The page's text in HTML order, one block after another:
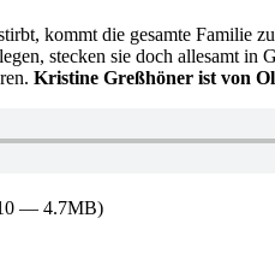
kommt die gesamte Familie
stecken sie doch allesamt
Kristine Greßhöner ist von
— 4.7MB)